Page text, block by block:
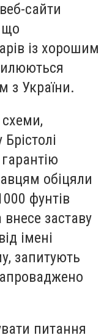
сайти
що
із хорошим
з України.
обіцяли
фунтів
внесе заставу
імені
запитують
питання